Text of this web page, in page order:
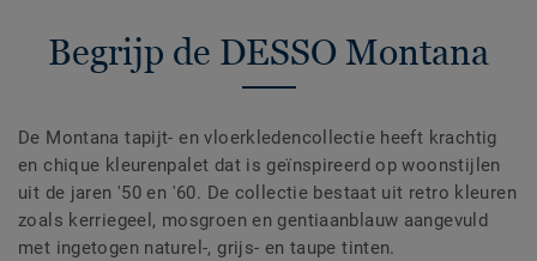
Begrijp de DESSO Montana
De Montana tapijt- en vloerkledencollectie heeft krachtig
en chique kleurenpalet dat is geïnspireerd op woonstijlen
uit de jaren '50 en '60. De collectie bestaat uit retro kleuren
zoals kerriegeel, mosgroen en gentiaanblauw aangevuld
met ingetogen naturel-, grijs- en taupe tinten.